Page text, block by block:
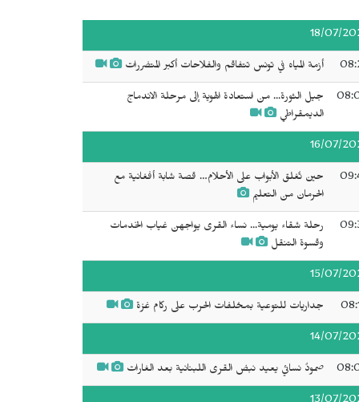
18/07/
أزمة المياه في تونس تتفاقم والفلاحات أكبر المتضررات
جيل الثورة... من استعادة الهوية إلى مرحلة الاندماج
الديمقراطي
16/07/
حين تُغلق الأبواب على الأحلام… قصة شابة أفغانية مع
الحرمان من التعليم
رحلة شقاء يومية... نساء القرى يواجهن غياب الخدمات
وقسوة التنقل
15/07/
جداريات للتوعية بمخلفات الحرب على ركام غزة
14/07/
صمودٌ نسائي يعيد نبض القرى اللبنانية بعد الغارات